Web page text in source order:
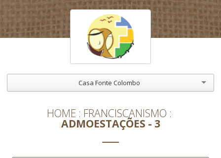
Casa Fonte Colombo
HOME FRANCISCANISMO
ADMOESTAÇÕES - 3